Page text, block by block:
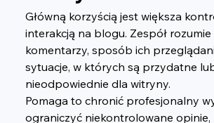
Główną korzyścią jest większa
interakcją na blogu. Zespół rozumie
komentarzy, sposób ich
sytuacje, w których są przydatne
nieodpowiednie dla witryny.
Pomaga to chronić profesjonalny
ograniczyć niekontrolowane